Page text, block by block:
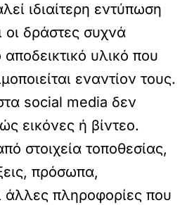
ιδιαίτερη εντύπωση
οι δράστες συχνά
υλικό που
εναντίον τους.
social media δεν
εικόνες ή βίντεο.
στοιχεία τοποθεσίας,
πρόσωπα,
άλλες πληροφορίες που